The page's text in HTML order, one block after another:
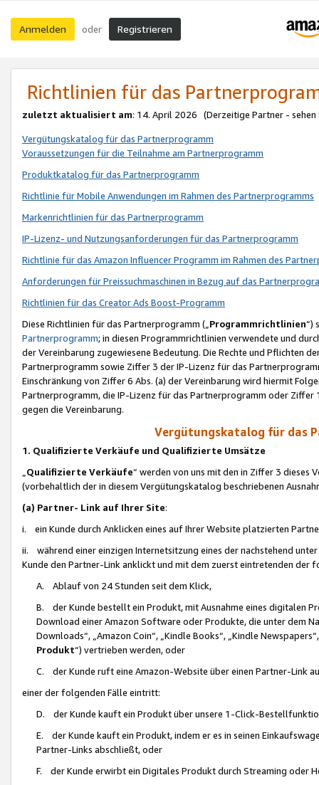
Anmelden oder Registrieren
Richtlinien für das
zuletzt aktualisiert am: 14. April 2026 (Derzeitige Partner - sehen
Vergütungskatalog für das Partnerprogramm
Voraussetzungen für die Teilnahme am Partnerprogramm
Produktkatalog für das Partnerprogramm
Richtlinie für Mobile Anwendungen im Rahmen des Partnerprogramms
Markenrichtlinien für das Partnerprogramm
IP-Lizenz- und Nutzungsanforderungen für das Partnerprogramm
Richtlinie für das Amazon Influencer Programm im Rahmen des
Anforderungen für Preissuchmaschinen in Bezug auf das
Richtlinien für das Creator Ads Boost-Programm
Diese Richtlinien für das Partnerprogramm („Programmrichtlinien“)
Partnerprogramm; in diesen Programmrichtlinien verwendete und
der Vereinbarung zugewiesene Bedeutung. Die Rechte und Pflichten
Partnerprogramm sowie Ziffer 3 der IP-Lizenz für das
Einschränkung von Ziffer 6 Abs. (a) der Vereinbarung wird hiermit
Partnerprogramm, die IP-Lizenz für das Partnerprogramm oder
gegen die Vereinbarung.
Vergütungskatalog für das
1. Qualifizierte Verkäufe und Qualifizierte Umsätze
Qualifizierte Verkäufe“ werden von uns mit den in Ziffer 3
(vorbehaltlich der in diesem Vergütungskatalog beschriebenen
(a) Partner- Link auf Ihrer Site:
i. ein Kunde durch Anklicken eines auf Ihrer Website platzierten
ii. während einer einzigen Internetsitzung eines der nachstehend
Kunde den Partner-Link anklickt und mit dem zuerst eintretenden der
A. Ablauf von 24 Stunden seit dem Klick,
B. der Kunde bestellt ein Produkt, mit Ausnahme eines digitalen
Download einer Amazon Software oder Produkte, die unter dem
Downloads“, „Amazon Coin“, „Kindle Books“, „Kindle
Produkt“) vertrieben werden, oder
C. der Kunde ruft eine Amazon-Website über einen Partner-Link
einer der folgenden Fälle eintritt:
D. der Kunde kauft ein Produkt über unsere 1-Click-
E. der Kunde kauft ein Produkt, indem er es in seinen
Partner-Links abschließt, oder
F. der Kunde erwirbt ein Digitales Produkt durch Streaming oder